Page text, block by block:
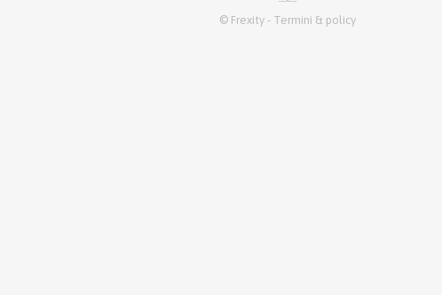
© Frexity - Termini & policy